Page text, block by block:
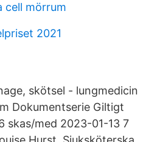
cell mörrum
2021
skötsel - lungmedicin
Dokumentserie Giltigt
skas/med 2023-01-13 7